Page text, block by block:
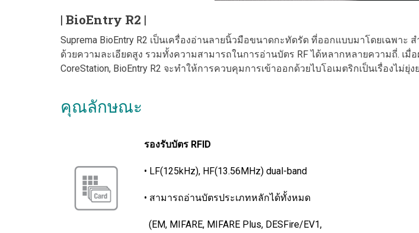
| BioEntry R2 |
Suprema BioEntry R2 เป็นเครื่องอ่านลายนิ้วมือขนาดกะทัดรัด ที่ออกแบบมาโดยเฉพา
ด้วยความละเอียดสูง รวมทั้งความสามารถในการอ่านบัตร RF ได้หลากหลายความถี่. เมื่
CoreStation, BioEntry R2 จะทําให้การควบคุมการเข้าออกด้วยไบโอเมตริกเป็นเรื่องไ
คุณลักษณะ
รองรับบัตร RFID
• LF(125kHz), HF(13.56MHz) dual-band
• สามารถอ่านบัตรประเภทหลักได้ทั้งหมด
(EM, MIFARE, MIFARE Plus, DESFire/EV1,